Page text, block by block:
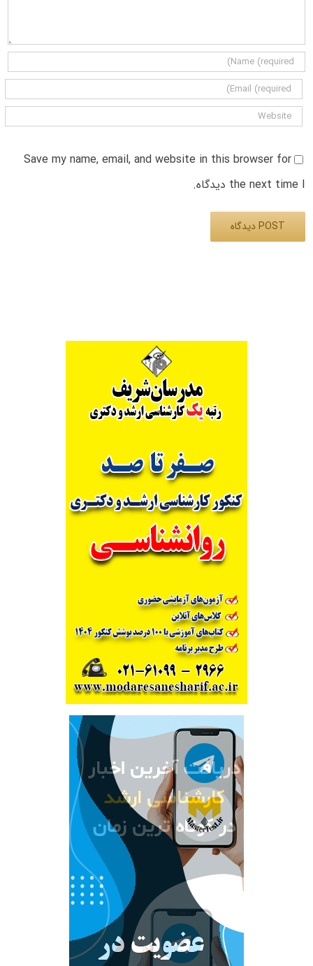
Save my name, email, and website in this browser for
the next time I دیدگاه.